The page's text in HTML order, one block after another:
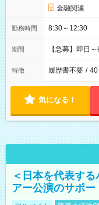
金融関連
勤務時間 8:30～12:30
期間 【急募】即日
特徴 履歴書不要 / 40
気になる！
＜日本を代表す
アー公演のサポ